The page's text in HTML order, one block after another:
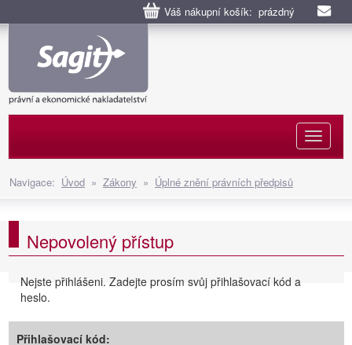
Váš nákupní košík: prázdný
Navigace: Úvod » Zákony » Úplné znění právních předpisů
Nepovolený přístup
Nejste přihlášeni. Zadejte prosím svůj přihlašovací kód a
heslo.
Přihlašovací kód: